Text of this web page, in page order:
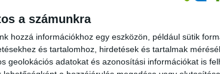
a számunkra
hozzá információkhoz egy eszközön, például sütik
és tartalomhoz, hirdetések és tartalmak
geolokációs adatokat és azonosítási információkat is